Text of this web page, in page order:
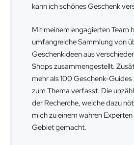
kann ich schönes Geschenk
Mit meinem engagierten Team
umfangreiche Sammlung von
Geschenkideen aus
Shops zusammengestellt.
mehr als 100 Geschenk-
zum Thema verfasst. Die
der Recherche, welche dazu
mich zu einem wahren
Gebiet gemacht.